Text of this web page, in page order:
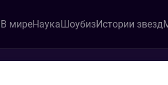
В миреНаукаШоубизИстории звезд